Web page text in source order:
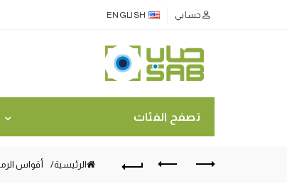
حسابي ENGLISH
تصفح الفئات
الرئيسية أقواس